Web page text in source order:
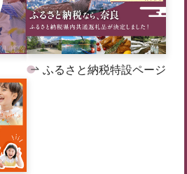
ふるさと納税特設ページ